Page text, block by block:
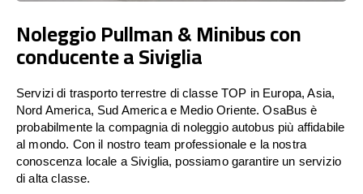
Noleggio Pullman & Minibus con
conducente a Siviglia
Servizi di trasporto terrestre di classe TOP in Europa, Asia,
Nord America, Sud America e Medio Oriente. OsaBus è
probabilmente la compagnia di noleggio autobus più affidabile
al mondo. Con il nostro team professionale e la nostra
conoscenza locale a Siviglia, possiamo garantire un servizio
di alta classe.